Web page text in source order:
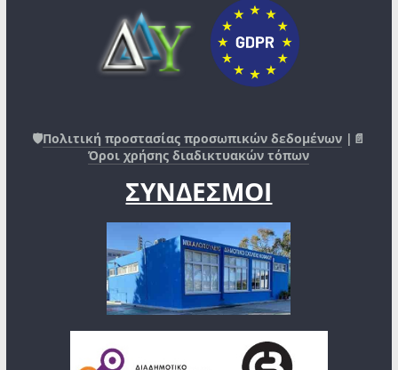
🛡️Πολιτική προστασίας προσωπικών δεδομένων |📄
Όροι χρήσης διαδικτυακών τόπων
ΣΥΝΔΕΣΜΟΙ